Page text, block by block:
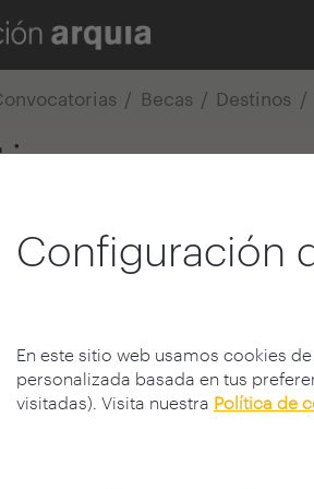
Configuración
En este sitio web usamos cookies
personalizada basada en tus
visitadas). Visita nuestra Política de
Becas Destinos
Chinchilla Architects
europeos | Madrid
de un grupo de arquitectos,
reuniendo para cada
específico con